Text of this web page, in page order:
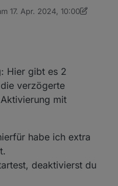
Beim Aktivieren der
gerne den
welcher dann vermutlich
auslöst.
wenn der Adapter
der Alarmanlage
stehen, wie sie wollen
Zeit (konfigurierbar)
Zudem müsste es
17. Apr. 2024, 10:00
von blauholsten
Hier gibt es 2
verzögerte
mit
habe ich extra
deaktivierst du